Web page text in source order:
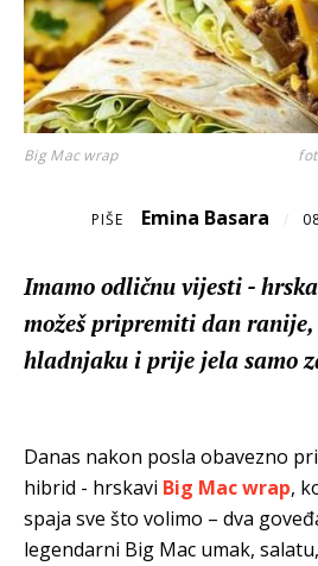
Big Mac wrap
PIŠE Emina Basara /
Imamo odličnu vijesti -
možeš pripremiti dan
hladnjaku i prije jela samo
Danas nakon posla obavezno
hibrid - hrskavi Big Macwrap,
spaja sve što volimo – dva
legendarni Big Mac umak,